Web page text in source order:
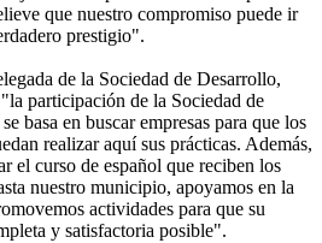
que nuestro compromiso puede ir
prestigio".
de la Sociedad de Desarrollo,
participación de la Sociedad de
basa en buscar empresas para que los
realizar aquí sus prácticas. Además,
el curso de español que reciben los
nuestro municipio, apoyamos en la
actividades para que su
y satisfactoria posible".